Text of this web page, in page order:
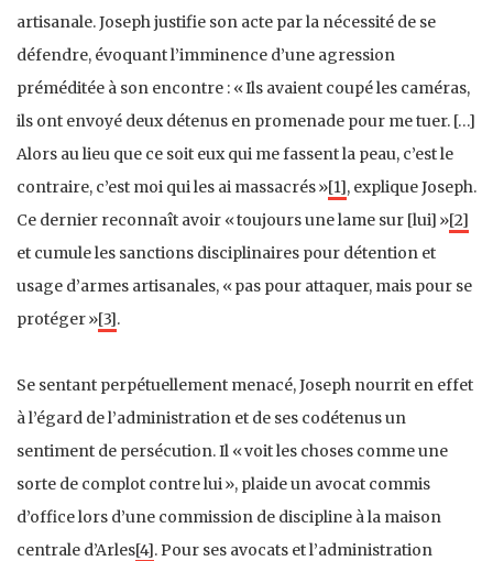
artisanale. Joseph justifie son acte par la nécessité de se
défendre, évoquant l’imminence d’une agression
préméditée à son encontre : « Ils avaient coupé les caméras,
ils ont envoyé deux détenus en promenade pour me tuer. […]
Alors au lieu que ce soit eux qui me fassent la peau, c’est le
contraire, c’est moi qui les ai massacrés »[1], explique Joseph.
Ce dernier reconnaît avoir « toujours une lame sur [lui] »[2]
et cumule les sanctions disciplinaires pour détention et
usage d’armes artisanales, « pas pour attaquer, mais pour se
protéger »[3].
Se sentant perpétuellement menacé, Joseph nourrit en effet
à l’égard de l’administration et de ses codétenus un
sentiment de persécution. Il « voit les choses comme une
sorte de complot contre lui », plaide un avocat commis
d’office lors d’une commission de discipline à la maison
centrale d’Arles[4]. Pour ses avocats et l’administration